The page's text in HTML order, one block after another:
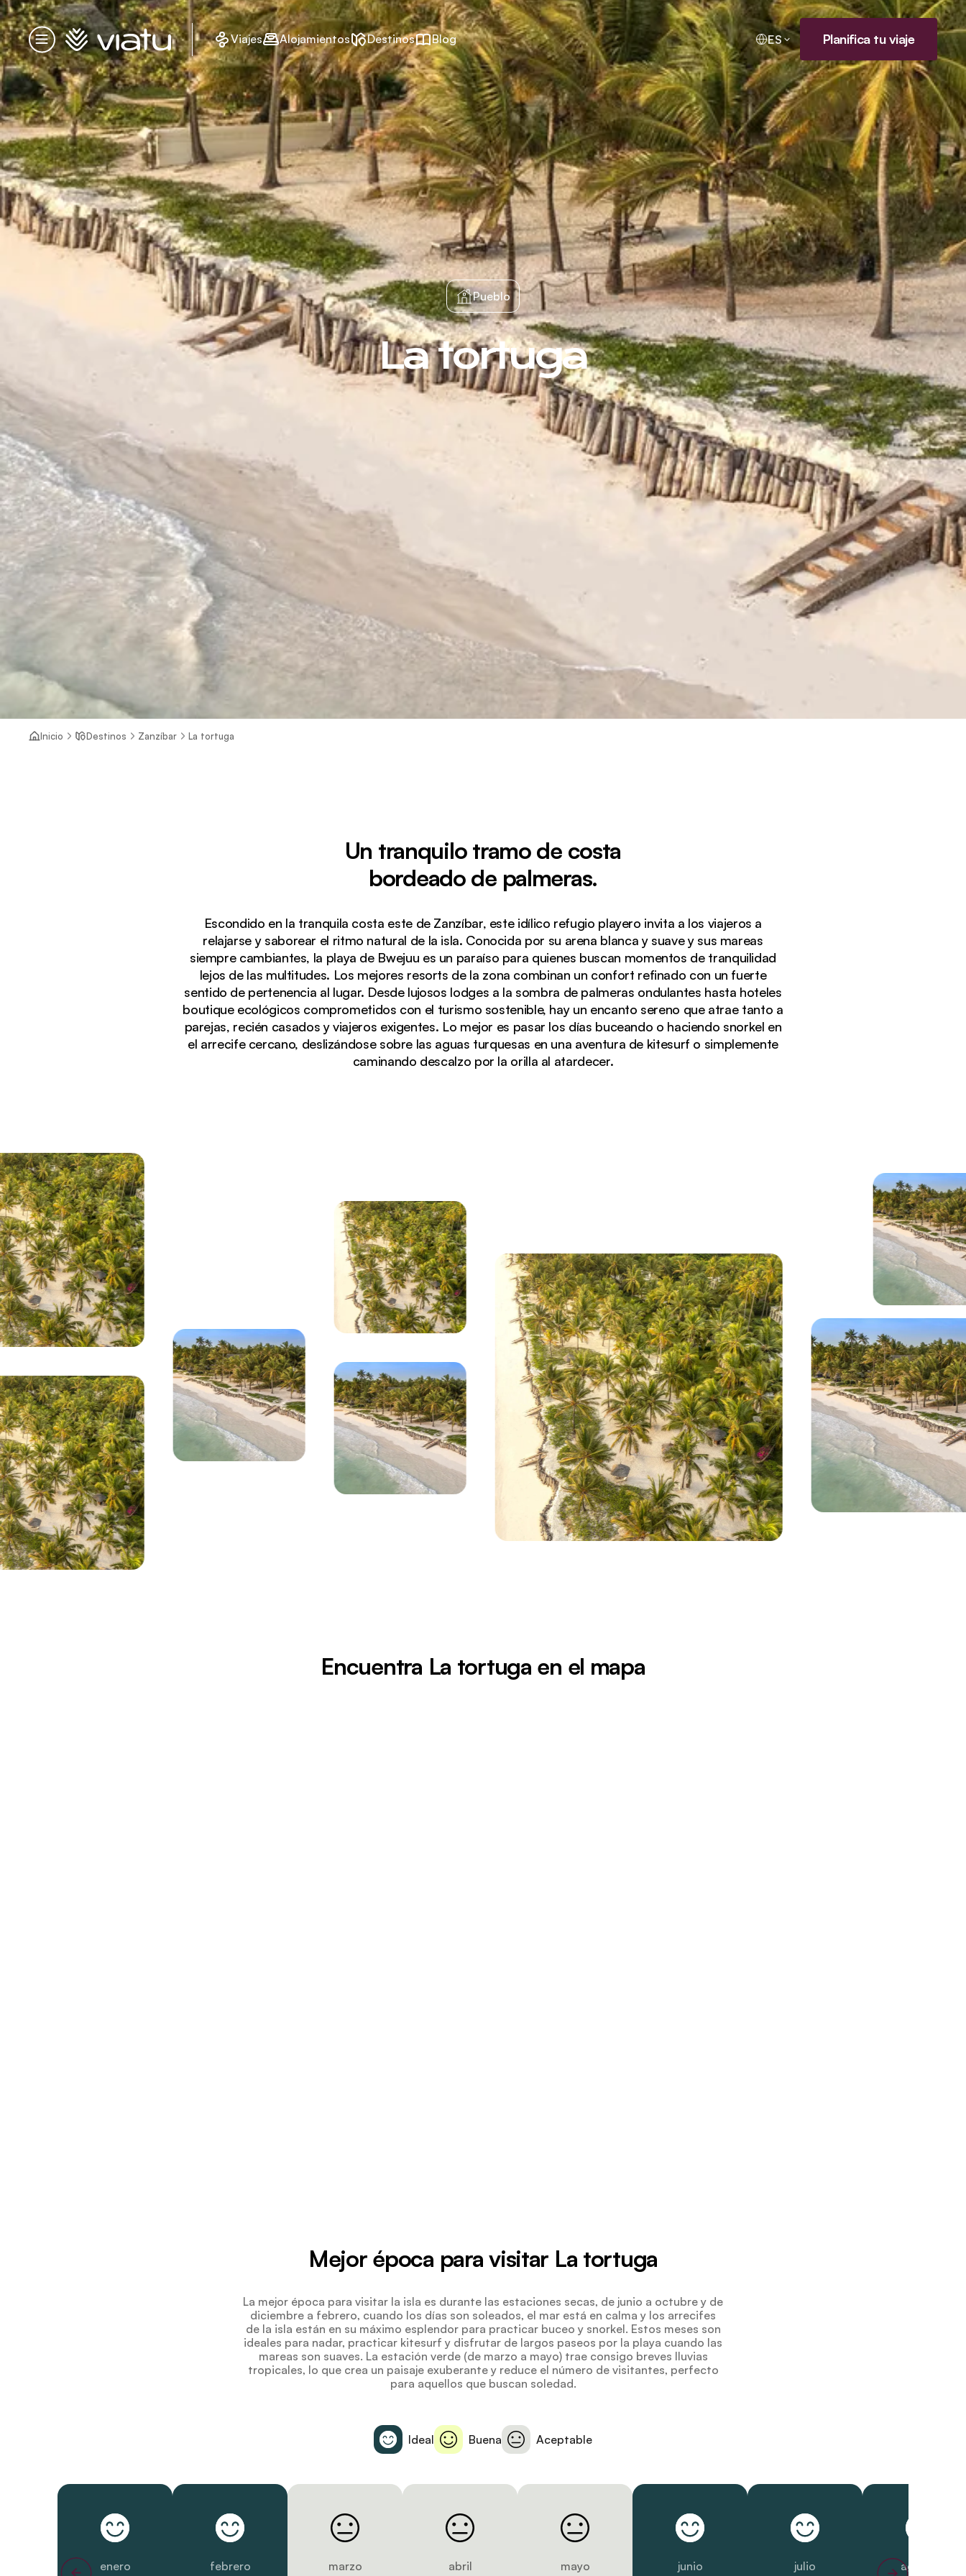
Menú
Página de inicio Viajes Alojamientos Destinos Blog ES Planifica tu viaje
Pueblo
La tortuga
Inicio Destinos Zanzíbar La tortuga
Un tranquilo tramo de costa
bordeado de palmeras.
Escondido en la tranquila costa este de Zanzíbar, este idílico refugio playero invita a los viajeros a
relajarse y saborear el ritmo natural de la isla. Conocida por su arena blanca y suave y sus mareas
siempre cambiantes, la playa de Bwejuu es un paraíso para quienes buscan momentos de tranquilidad
lejos de las multitudes. Los mejores resorts de la zona combinan un confort refinado con un fuerte
sentido de pertenencia al lugar. Desde lujosos lodges a la sombra de palmeras ondulantes hasta hoteles
boutique ecológicos comprometidos con el turismo sostenible, hay un encanto sereno que atrae tanto a
parejas, recién casados y viajeros exigentes. Lo mejor es pasar los días buceando o haciendo snorkel en
el arrecife cercano, deslizándose sobre las aguas turquesas en una aventura de kitesurf o simplemente
caminando descalzo por la orilla al atardecer.
Encuentra La tortuga en el mapa
Mejor época para visitar La tortuga
La mejor época para visitar la isla es durante las estaciones secas, de junio a octubre y de
diciembre a febrero, cuando los días son soleados, el mar está en calma y los arrecifes
de la isla están en su máximo esplendor para practicar buceo y snorkel. Estos meses son
ideales para nadar, practicar kitesurf y disfrutar de largos paseos por la playa cuando las
mareas son suaves. La estación verde (de marzo a mayo) trae consigo breves lluvias
tropicales, lo que crea un paisaje exuberante y reduce el número de visitantes, perfecto
para aquellos que buscan soledad.
Ideal Buena Aceptable
enero febrero marzo abril mayo junio julio agosto